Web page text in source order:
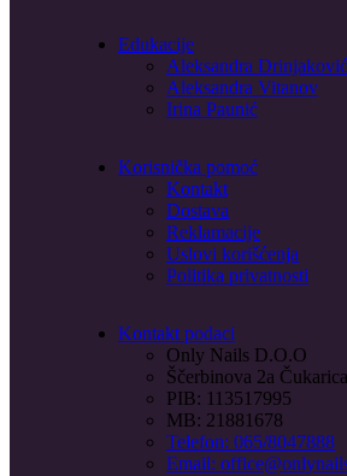
Edukacije
Aleksandra Drinjaković
Aleksandra Vitanov
Irina Paunić
Korisnička pomoć
Kontakt
Dostava
Reklamacije
Uslovi korišćenja
Politika privatnosti
Kontakt podaci
Only Nails D.O.O
Ščerbinova 2a
PIB: 113517995
MB: 21881678
Telefon: 065/8047888
Email: